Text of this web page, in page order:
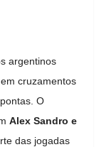
argentinos
cruzamentos
O
Alex Sandro e
das jogadas